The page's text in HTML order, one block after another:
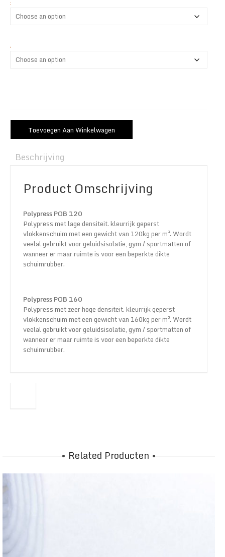
:
:
Toevoegen Aan Winkelwagen
Beschrijving
Product Omschrijving
Polypress POB 120
Polypress met lage densiteit. kleurrijk geperst
vlokkenschuim met een gewicht van 120kg per m³. Wordt
veelal gebruikt voor geluidsisolatie, gym / sportmatten of
wanneer er maar ruimte is voor een beperkte dikte
schuimrubber.
Polypress POB 160
Polypress met zeer hoge densiteit. kleurrijk geperst
vlokkenschuim met een gewicht van 160kg per m³. Wordt
veelal gebruikt voor geluidsisolatie, gym / sportmatten of
wanneer er maar ruimte is voor een beperkte dikte
schuimrubber.
Related Producten